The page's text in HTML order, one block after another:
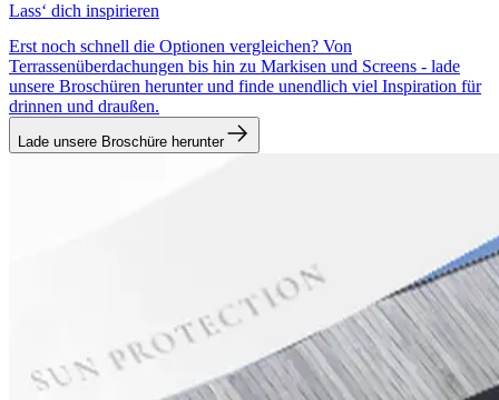
Lass‘ dich inspirieren
Erst noch schnell die Optionen vergleichen? Von
Terrassenüberdachungen bis hin zu Markisen und Screens - lade
unsere Broschüren herunter und finde unendlich viel Inspiration für
drinnen und draußen.
Lade unsere Broschüre herunter